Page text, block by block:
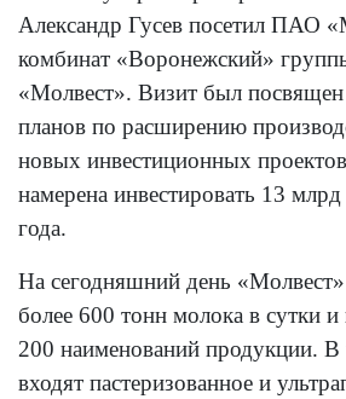
Александр Гусев посетил ПАО
комбинат «Воронежский»
«Молвест». Визит был
планов по расширению
новых инвестиционных
намерена инвестировать 13
года.
На сегодняшний день «Молвест»
более 600 тонн молока в сутки
200 наименований продукции.
входят пастеризованное и